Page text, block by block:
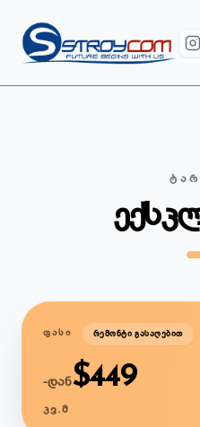
ᲤᲐᲡᲘ ᲠᲔᲛᲝᲜᲢᲘ ᲒᲐᲡᲐᲦᲔᲑᲘᲗ
-ᲓᲐᲜ$449
ᲙᲕ.Მ